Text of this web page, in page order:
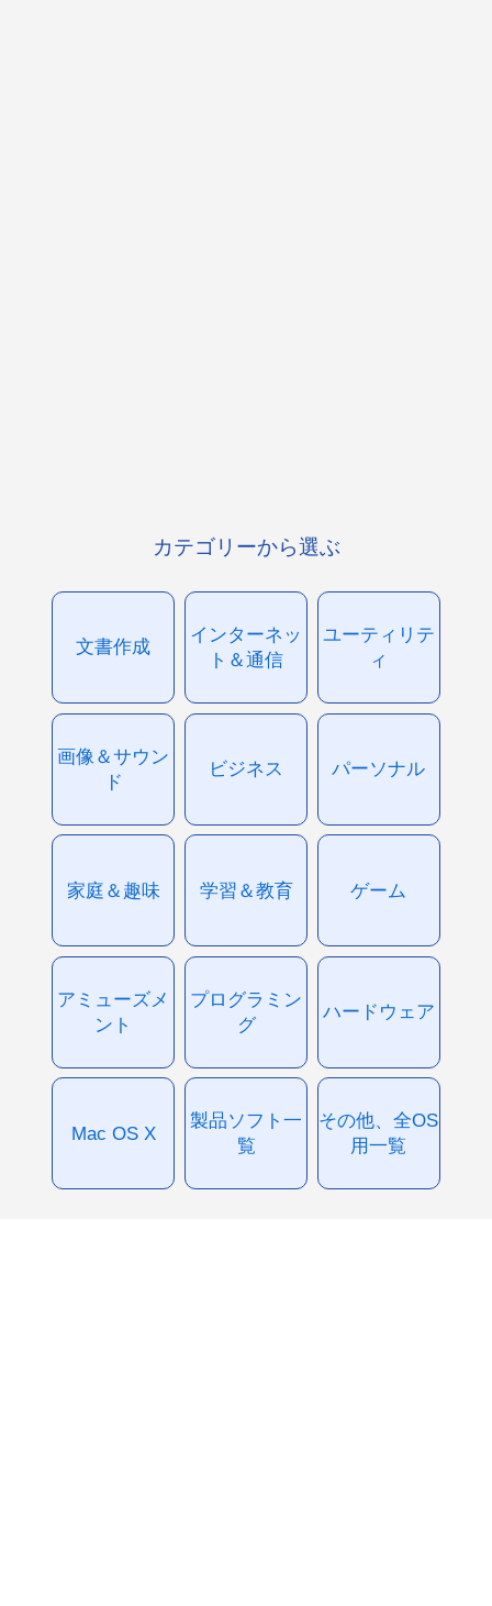
カテゴリーから選ぶ
文書作成
インターネッ
ト＆通信
ユーティリテ
ィ
画像＆サウン
ド
ビジネス パーソナル
家庭＆趣味 学習＆教育 ゲーム
アミューズメ
ント
プログラミン
グ
ハードウェア
Mac OS X
製品ソフト一
覧
その他、全OS
用一覧